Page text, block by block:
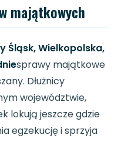
majątkowych
Śląsk, Wielkopolska,
sprawy majątkowe
Dłużnicy
województwie,
lokują jeszcze gdzie
egzekucję i sprzyja